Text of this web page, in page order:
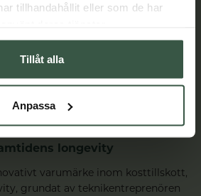
tillhandahållit eller som de har
Tillåt alla
Anpassa
och hudvård inspirerat
longevity
varumärke inom kosttillskott,
grundat av teknikentreprenören